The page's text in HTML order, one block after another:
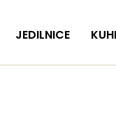
JEDILNICE